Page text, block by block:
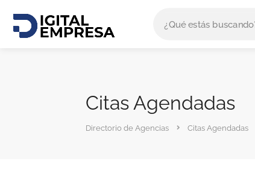
Citas Agendadas
Directorio de Agencias Citas Agendadas